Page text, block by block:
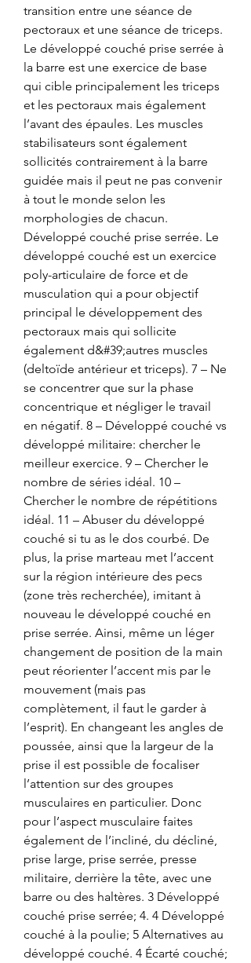
transition entre une séance de
pectoraux et une séance de triceps.
Le développé couché prise serrée à
la barre est une exercice de base
qui cible principalement les triceps
et les pectoraux mais également
l’avant des épaules. Les muscles
stabilisateurs sont également
sollicités contrairement à la barre
guidée mais il peut ne pas convenir
à tout le monde selon les
morphologies de chacun.
Développé couché prise serrée. Le
développé couché est un exercice
poly-articulaire de force et de
musculation qui a pour objectif
principal le développement des
pectoraux mais qui sollicite
également d&#39;autres muscles
(deltoïde antérieur et triceps). 7 – Ne
se concentrer que sur la phase
concentrique et négliger le travail
en négatif. 8 – Développé couché vs
développé militaire: chercher le
meilleur exercice. 9 – Chercher le
nombre de séries idéal. 10 –
Chercher le nombre de répétitions
idéal. 11 – Abuser du développé
couché si tu as le dos courbé. De
plus, la prise marteau met l’accent
sur la région intérieure des pecs
(zone très recherchée), imitant à
nouveau le développé couché en
prise serrée. Ainsi, même un léger
changement de position de la main
peut réorienter l’accent mis par le
mouvement (mais pas
complètement, il faut le garder à
l’esprit). En changeant les angles de
poussée, ainsi que la largeur de la
prise il est possible de focaliser
l’attention sur des groupes
musculaires en particulier. Donc
pour l’aspect musculaire faites
également de l’incliné, du décliné,
prise large, prise serrée, presse
militaire, derrière la tête, avec une
barre ou des haltères. 3 Développé
couché prise serrée; 4. 4 Développé
couché à la poulie; 5 Alternatives au
développé couché. 4 Écarté couché;